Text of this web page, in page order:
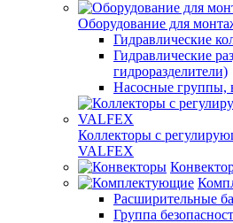
Оборудование для
Гидравлические
Гидравлические
гидроразделители)
Насосные группы,
Коллекторы с
VALFEX
Расширительные
Группа